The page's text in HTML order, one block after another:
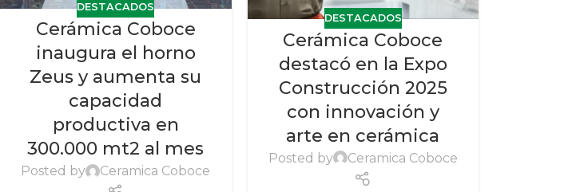
DESTACADOS
Cerámica Coboce
inaugura el horno
Zeus y aumenta su
capacidad
productiva en
300.000 mt2 al mes
Posted by Ceramica Coboce
DESTACADOS
Cerámica Coboce
destacó en la Expo
Construcción 2025
con innovación y
arte en cerámica
Posted by Ceramica Coboce